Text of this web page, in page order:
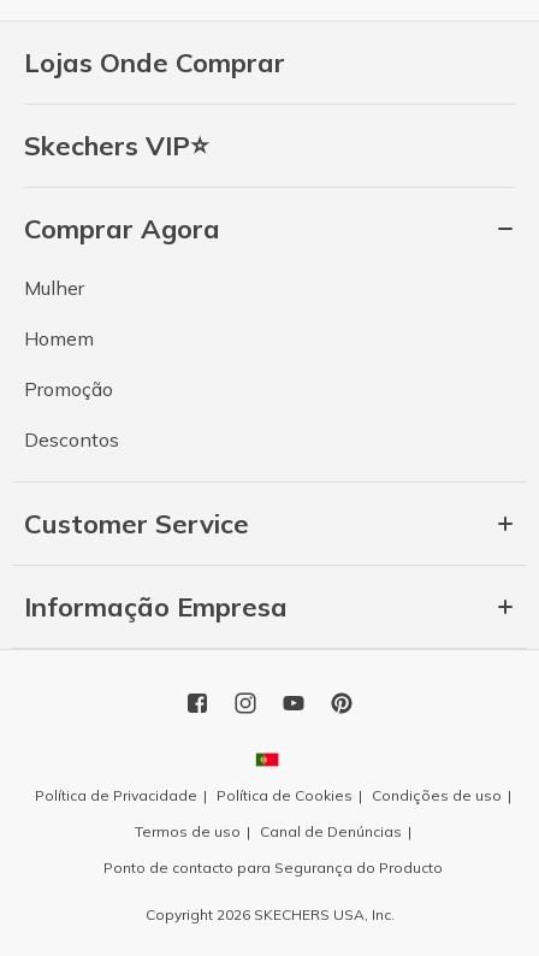
Lojas Onde Comprar
Skechers VIP⭐
Comprar Agora
Mulher
Homem
Promoção
Descontos
Customer Service
Informação Empresa
Política de Privacidade Política de Cookies
Condições de uso
Termos de uso
Canal de Denúncias
Ponto de contacto para Segurança do Producto
Copyright 2026 SKECHERS USA, Inc.